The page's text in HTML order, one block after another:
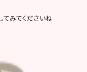
てみてくださいね